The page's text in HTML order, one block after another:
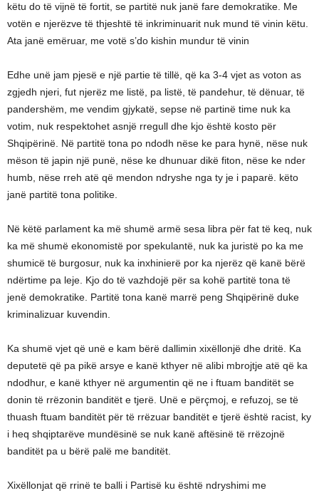
këtu do të vijnë të fortit, se partitë nuk janë fare demokratike. Me
votën e njerëzve të thjeshtë të inkriminuarit nuk mund të vinin këtu.
Ata janë emëruar, me votë s’do kishin mundur të vinin
Edhe unë jam pjesë e një partie të tillë, që ka 3-4 vjet as voton as
zgjedh njeri, fut njerëz me listë, pa listë, të pandehur, të dënuar, të
pandershëm, me vendim gjykatë, sepse në partinë time nuk ka
votim, nuk respektohet asnjë rregull dhe kjo është kosto për
Shqipërinë. Në partitë tona po ndodh nëse ke para hynë, nëse nuk
mëson të japin një punë, nëse ke dhunuar dikë fiton, nëse ke nder
humb, nëse rreh atë që mendon ndryshe nga ty je i paparë. këto
janë partitë tona politike.
Në këtë parlament ka më shumë armë sesa libra për fat të keq, nuk
ka më shumë ekonomistë por spekulantë, nuk ka juristë po ka me
shumicë të burgosur, nuk ka inxhinierë por ka njerëz që kanë bërë
ndërtime pa leje. Kjo do të vazhdojë për sa kohë partitë tona të
jenë demokratike. Partitë tona kanë marrë peng Shqipërinë duke
kriminalizuar kuvendin.
Ka shumë vjet që unë e kam bërë dallimin xixëllonjë dhe dritë. Ka
deputetë që pa pikë arsye e kanë kthyer në alibi mbrojtje atë që ka
ndodhur, e kanë kthyer në argumentin që ne i ftuam banditët se
donin të rrëzonin banditët e tjerë. Unë e përçmoj, e refuzoj, se të
thuash ftuam banditët për të rrëzuar banditët e tjerë është racist, ky
i heq shqiptarëve mundësinë se nuk kanë aftësinë të rrëzojnë
banditët pa u bërë palë me banditët.
Xixëllonjat që rrinë te balli i Partisë ku është ndryshimi me